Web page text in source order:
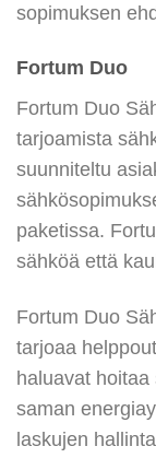
sopimuksen
Fortum Duo
Fortum Duo
tarjoamista
suunniteltu
paketissa.
sähköä että
Fortum Duo
tarjoaa
haluavat
saman
laskujen